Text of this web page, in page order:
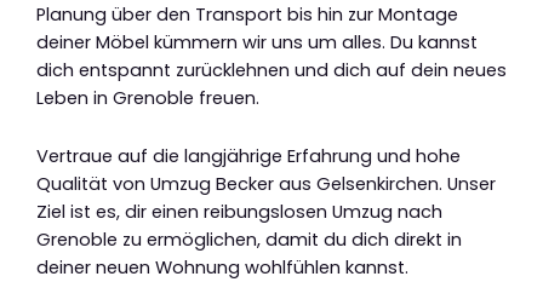
Planung über den Transport bis hin zur Montage
deiner Möbel kümmern wir uns um alles. Du kannst
dich entspannt zurücklehnen und dich auf dein neues
Leben in Grenoble freuen.
Vertraue auf die langjährige Erfahrung und hohe
Qualität von Umzug Becker aus Gelsenkirchen. Unser
Ziel ist es, dir einen reibungslosen Umzug nach
Grenoble zu ermöglichen, damit du dich direkt in
deiner neuen Wohnung wohlfühlen kannst.